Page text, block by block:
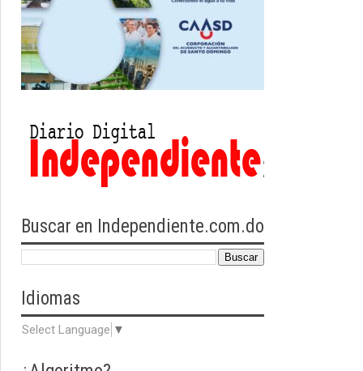
Buscar en Independiente.com.do
Idiomas
Select Language ▼